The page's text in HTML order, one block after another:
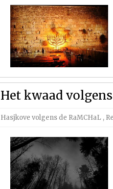
Het kwaad
Hasjkove volgens de RaMCHaL ,